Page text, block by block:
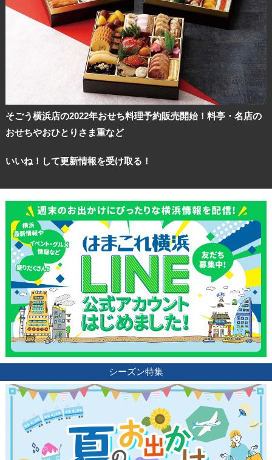
そごう横浜店の2022年おせち料理予約販売開始！料亭・名店の
おせちやおひとりさま重など
いいね！して更新情報を受け取る！
シーズン特集
サイトについて